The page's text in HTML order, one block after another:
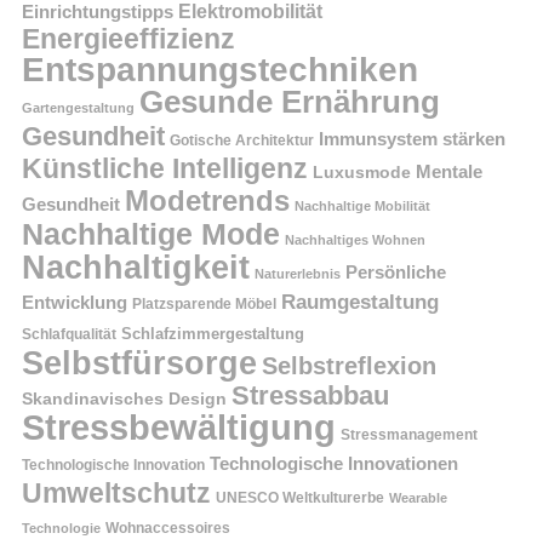
Einrichtungstipps Elektromobilität
Energieeffizienz
Entspannungstechniken
Gartengestaltung Gesunde Ernährung
Gesundheit Gotische Architektur Immunsystem stärken
Künstliche Intelligenz Luxusmode Mentale
Gesundheit Modetrends Nachhaltige Mobilität
Nachhaltige Mode Nachhaltiges Wohnen
Nachhaltigkeit Naturerlebnis Persönliche
Entwicklung Platzsparende Möbel Raumgestaltung
Schlafqualität Schlafzimmergestaltung
Selbstfürsorge Selbstreflexion
Skandinavisches Design Stressabbau
Stressbewältigung Stressmanagement
Technologische Innovation Technologische Innovationen
Umweltschutz UNESCO Weltkulturerbe Wearable
Technologie Wohnaccessoires